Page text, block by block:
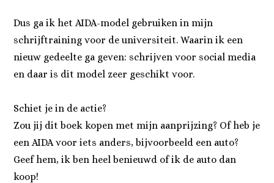
Dus ga ik het AIDA-model gebruiken in mijn
schrijftraining voor de universiteit. Waarin ik een
nieuw gedeelte ga geven: schrijven voor social media
en daar is dit model zeer geschikt voor.
Schiet je in de actie?
Zou jij dit boek kopen met mijn aanprijzing? Of heb je
een AIDA voor iets anders, bijvoorbeeld een auto?
Geef hem, ik ben heel benieuwd of ik de auto dan
koop!